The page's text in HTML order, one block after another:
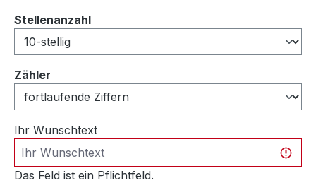
Stellenanzahlauswählen
Zähler
Ihr Wunschtext
Das Feld ist ein Pflichtfeld.